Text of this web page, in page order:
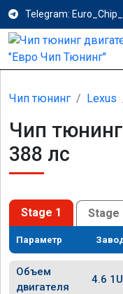
Telegram:
Чип тюнинг Lexus
Чип
388 лс
Stage 1 Stage
Параметр
Объем
двигателя
4.6